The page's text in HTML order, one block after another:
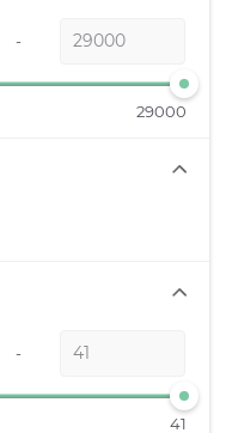
-
29000
-
41